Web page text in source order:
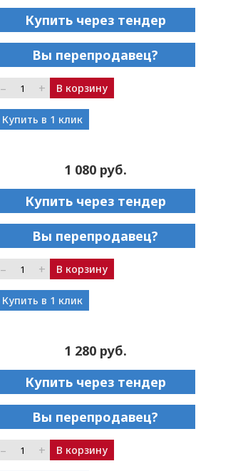
Купить через тендер
Вы перепродавец?
– + В корзину
Купить в 1 клик
1 080 руб.
Купить через тендер
Вы перепродавец?
– + В корзину
Купить в 1 клик
1 280 руб.
Купить через тендер
Вы перепродавец?
– + В корзину